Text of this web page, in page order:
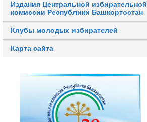
Издания Центральной избирательной
комиссии Республики Башкортостан
Клубы молодых избирателей
Карта сайта